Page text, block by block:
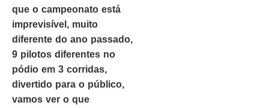
que o campeonato está
imprevisível, muito
diferente do ano passado,
9 pilotos diferentes no
pódio em 3 corridas,
divertido para o público,
vamos ver o que